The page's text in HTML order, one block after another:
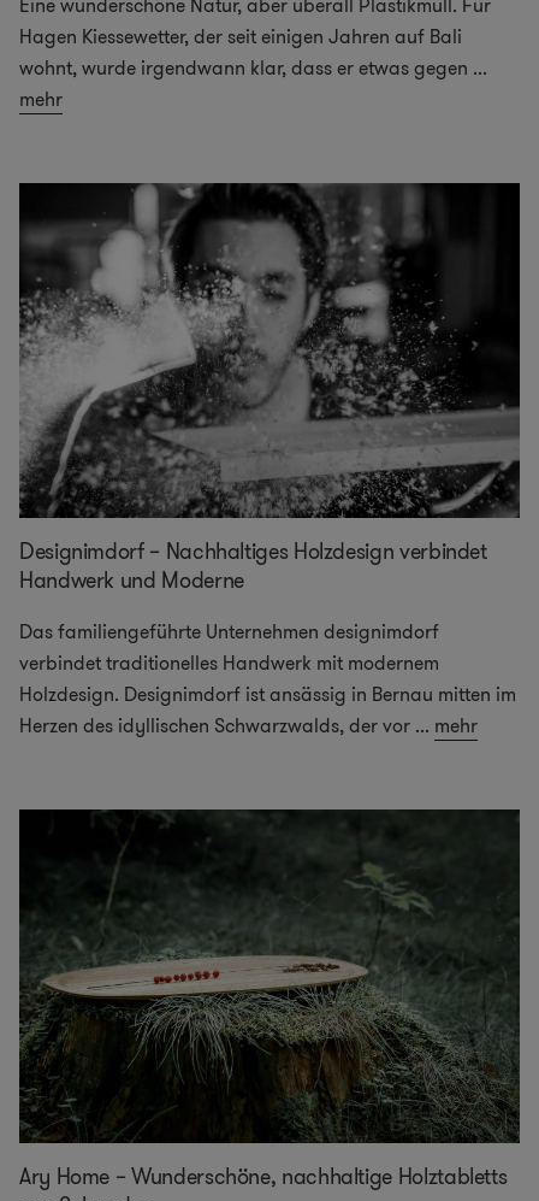
Eine wunderschöne Natur, aber überall Plastikmüll. Für
Hagen Kiessewetter, der seit einigen Jahren auf Bali
wohnt, wurde irgendwann klar, dass er etwas gegen ...
mehr
Designimdorf – Nachhaltiges Holzdesign verbindet
Handwerk und Moderne
Das familiengeführte Unternehmen designimdorf
verbindet traditionelles Handwerk mit modernem
Holzdesign. Designimdorf ist ansässig in Bernau mitten im
Herzen des idyllischen Schwarzwalds, der vor ... mehr
Ary Home – Wunderschöne, nachhaltige Holztabletts